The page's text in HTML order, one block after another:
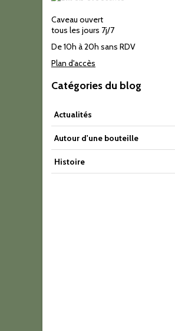
Caveau ouvert
tous les jours 7j/7
De 10h à 20h sans RDV
Plan d'accès
Catégories du blog
Actualités
Autour d'une bouteille
Histoire